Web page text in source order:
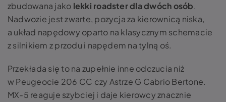
zbudowana jako lekki roadster dla dwóch osób.
Nadwozie jest zwarte, pozycja za kierownicą niska,
a układ napędowy oparto na klasycznym schemacie
z silnikiem z przodu i napędem na tylną oś.
Przekłada się to na zupełnie inne odczucia niż
w Peugeocie 206 CC czy Astrze G Cabrio Bertone.
MX-5 reaguje szybciej i daje kierowcy znacznie